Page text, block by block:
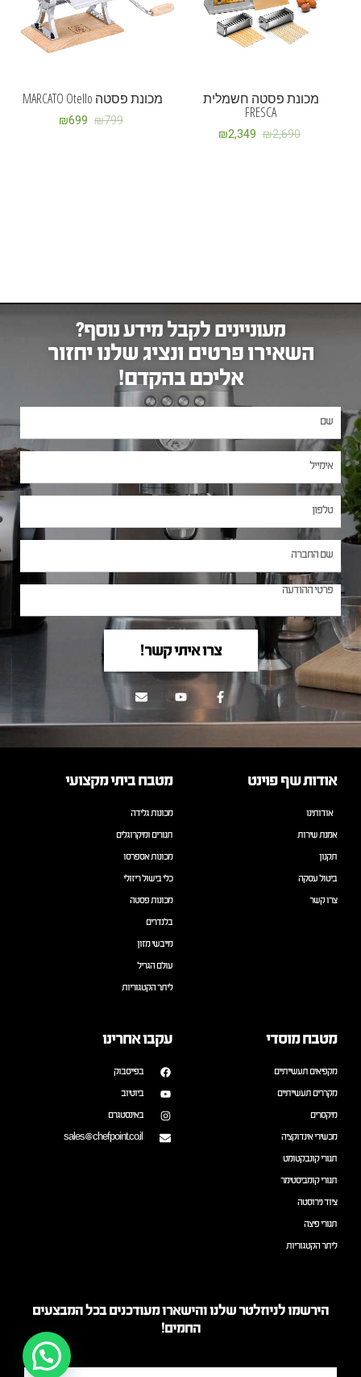
מכונת פסטה MARCATO Otello
₪799
₪699
מכונת פסטה חשמלית
FRESCA
₪2,690
₪2,349
מעוניינים לקבל מידע נוסף?
השאירו פרטים ונציג שלנו יחזור
אליכם בהקדם!
צרו איתי קשר!
אודות שף פוינט
אודותינו
אמנת שירות
תקנון
ביטול עסקה
צרו קשר
מטבח ביתי מקצועי
מכונות גלידה
תנורים ומיקרוגלים
מכונות אספרסו
כלי בישול ריזולי
מכונות פסטה
בלנדרים
מייבשי מזון
עולם הגריל
ליתר הקטגוריות
מטבח מוסדי
מקפיאים תעשייתיים
מקררים תעשייתיים
מיקסרים
מכשירי אינדוקציה
תנורי קונבקטומט
תנורי קומביסטימר
ציוד נירוסטה
תנורי פיצה
ליתר הקטגוריות
עקבו אחרינו
בפייסבוק
ביוטיוב
באינסטגרם
sales@chefpoint.co.il
הירשמו לניוזלטר שלנו והישארו מעודכנים בכל המבצעים
החמים!